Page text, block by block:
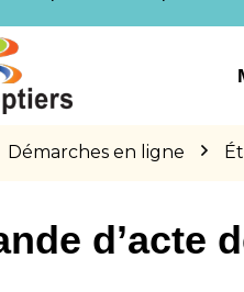
Démarches en ligne
d’acte